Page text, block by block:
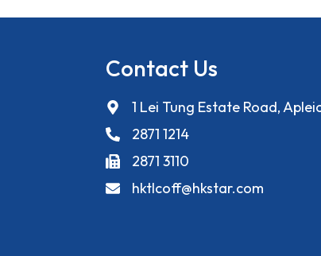
Contact Us
1 Lei Tung Estate Road,
2871 1214
2871 3110
hktlcoff@hkstar.com